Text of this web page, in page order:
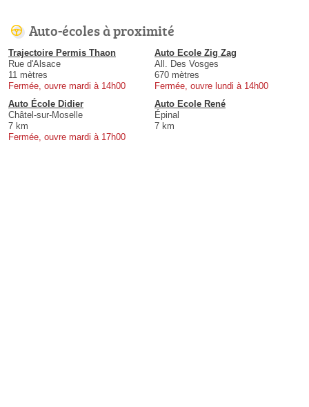
Auto-écoles à proximité
Trajectoire Permis Thaon
Rue d'Alsace
11 mètres
Fermée, ouvre mardi à 14h00
Auto Ecole Zig Zag
All. Des Vosges
670 mètres
Fermée, ouvre lundi à 14h00
Auto École Didier
Châtel-sur-Moselle
7 km
Fermée, ouvre mardi à 17h00
Auto Ecole René
Épinal
7 km